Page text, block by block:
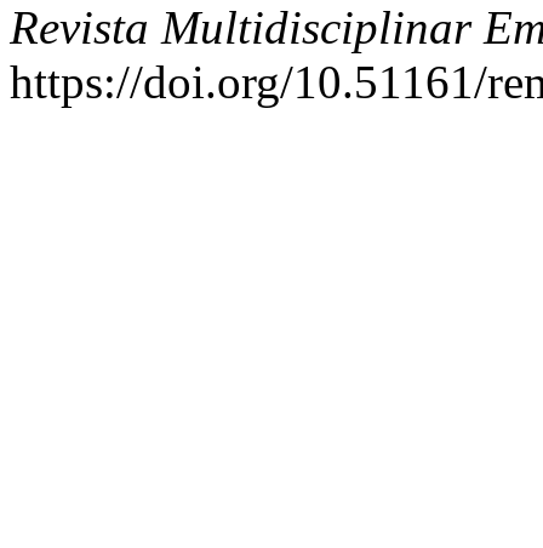
Revista Multidisciplinar
https://doi.org/10.51161/